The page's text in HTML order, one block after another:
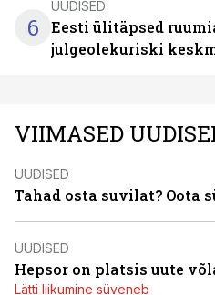
6
UUDISED
Eesti ülitäpsed
julgeolekuriski
VIIMASED
UUDISED
Tahad osta suvilat? Oota
UUDISED
Hepsor on platsis uute
Lätti liikumine süveneb